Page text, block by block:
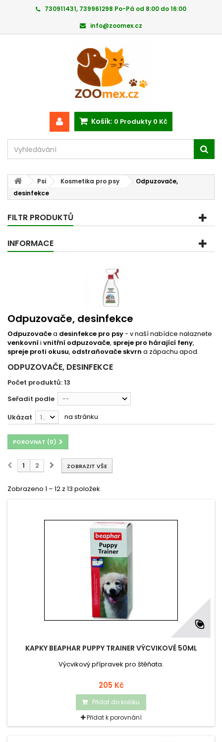
730911431, 739961298 Po-Pá od 8:00 do 16:00
info@zoomex.cz
Košík: 0 Produkty 0 Kč
Psi Kosmetika pro psy
Odpuzovače,
desinfekce
FILTR PRODUKTŮ
INFORMACE
Odpuzovače, desinfekce
Odpuzovačea desinfekce pro psy- v naší nabídce nalaznete
venkovníi vnitřní odpuzovače, spreje pro hárající feny,
spreje proti okusu, odstraňovače skvrn a zápachu apod.
ODPUZOVAČE, DESINFEKCE
Počet produktů: 13
Seřadit podle
--
Ukázat 12 na stránku
POROVNAT (0)
ZOBRAZIT VŠE
1 2
Zobrazeno 1 – 12 z 13 položek
KAPKY BEAPHAR PUPPY TRAINER VÝCVIKOVÉ 50ML
Výcvikový přípravek pro štěňata.
205 Kč
Přidat do košíku
Přidat k porovnání